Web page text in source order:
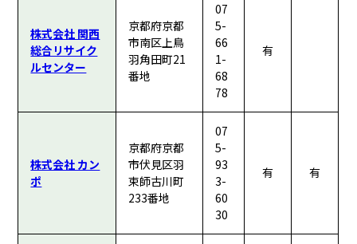
株式会社 関西
総合リサイク
ルセンター
京都府京都
市南区上鳥
羽角田町21
番地
07
5-
66
1-
68
78
有
株式会社 カン
ポ
京都府京都
市伏見区羽
束師古川町
233番地
07
5-
93
3-
60
30
有 有